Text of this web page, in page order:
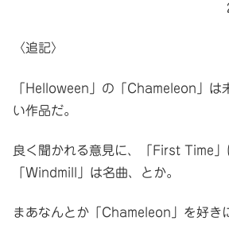
〈追記〉
「Helloween」の「Chameleon」は
い作品だ。
良く聞かれる意見に、「First Time」
「Windmill」は名曲、とか。
まあなんとか「Chameleon」を好き